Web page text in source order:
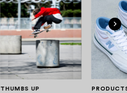
THUMBS UP